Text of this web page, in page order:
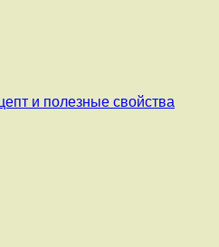
и полезные свойства